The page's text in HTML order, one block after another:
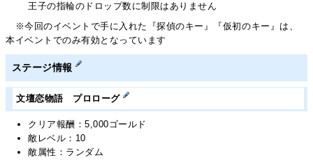
王子の指輪のドロップ数に制限はありません
※今回のイベントで手に入れた『探偵のキー』『仮初のキー』は、
本イベントでのみ有効となっています
ステージ情報
文壇恋物語 プロローグ
クリア報酬：5,000ゴールド
敵レベル：10
敵属性：ランダム